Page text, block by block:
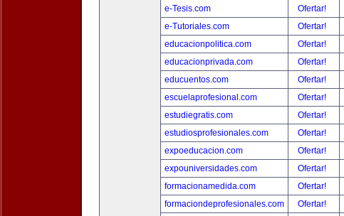
e-Tesis.com
Ofertar!
e-Tutoriales.com
Ofertar!
educacionpolitica.com
Ofertar!
educacionprivada.com
Ofertar!
educuentos.com
Ofertar!
escuelaprofesional.com
Ofertar!
estudiegratis.com
Ofertar!
estudiosprofesionales.com
Ofertar!
expoeducacion.com
Ofertar!
expouniversidades.com
Ofertar!
formacionamedida.com
Ofertar!
formaciondeprofesionales.com
Ofertar!